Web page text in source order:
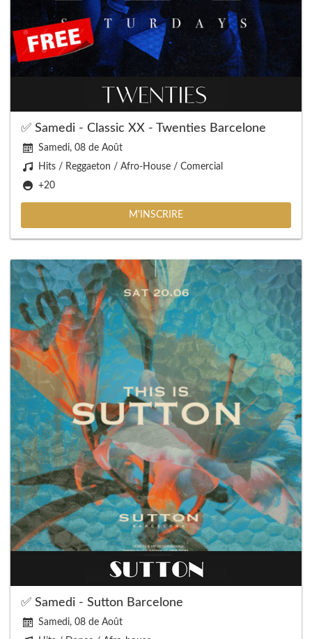
✅ Samedi - Classic XX - Twenties Barcelone
Samedi, 08 de Août
Hits / Reggaeton / Afro-House / Comercial
+20
M'INSCRIRE
✅ Samedi - Sutton Barcelone
Samedi, 08 de Août